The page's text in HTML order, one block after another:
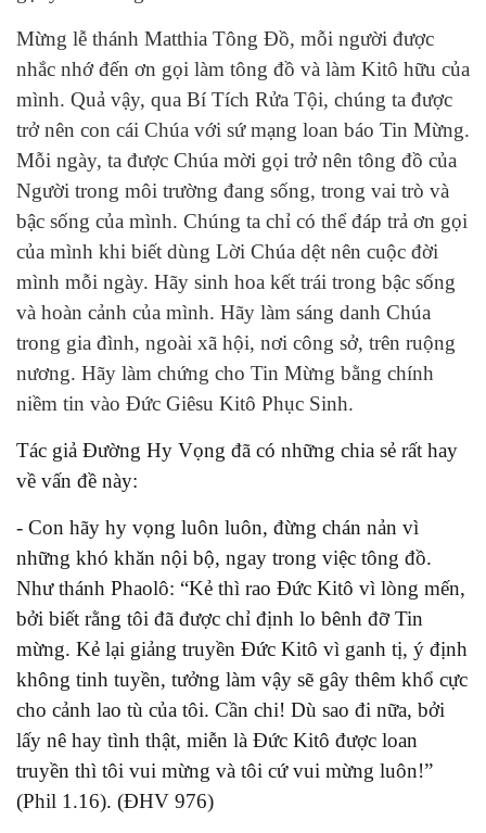
Mừng lễ thánh Matthia Tông Đồ, mỗi người được
nhắc nhớ đến ơn gọi làm tông đồ và làm Kitô hữu của
mình. Quả vậy, qua Bí Tích Rửa Tội, chúng ta được
trở nên con cái Chúa với sứ mạng loan báo Tin Mừng.
Mỗi ngày, ta được Chúa mời gọi trở nên tông đồ của
Người trong môi trường đang sống, trong vai trò và
bậc sống của mình. Chúng ta chỉ có thể đáp trả ơn gọi
của mình khi biết dùng Lời Chúa dệt nên cuộc đời
mình mỗi ngày. Hãy sinh hoa kết trái trong bậc sống
và hoàn cảnh của mình. Hãy làm sáng danh Chúa
trong gia đình, ngoài xã hội, nơi công sở, trên ruộng
nương. Hãy làm chứng cho Tin Mừng bằng chính
niềm tin vào Đức Giêsu Kitô Phục Sinh.
Tác giả Đường Hy Vọng đã có những chia sẻ rất hay
về vấn đề này:
- Con hãy hy vọng luôn luôn, đừng chán nản vì
những khó khăn nội bộ, ngay trong việc tông đồ.
Như thánh Phaolô: “Kẻ thì rao Đức Kitô vì lòng mến,
bởi biết rằng tôi đã được chỉ định lo bênh đỡ Tin
mừng. Kẻ lại giảng truyền Đức Kitô vì ganh tị, ý định
không tinh tuyền, tưởng làm vậy sẽ gây thêm khổ cực
cho cảnh lao tù của tôi. Cần chi! Dù sao đi nữa, bởi
lấy nê hay tình thật, miễn là Đức Kitô được loan
truyền thì tôi vui mừng và tôi cứ vui mừng luôn!”
(Phil 1.16). (ĐHV 976)